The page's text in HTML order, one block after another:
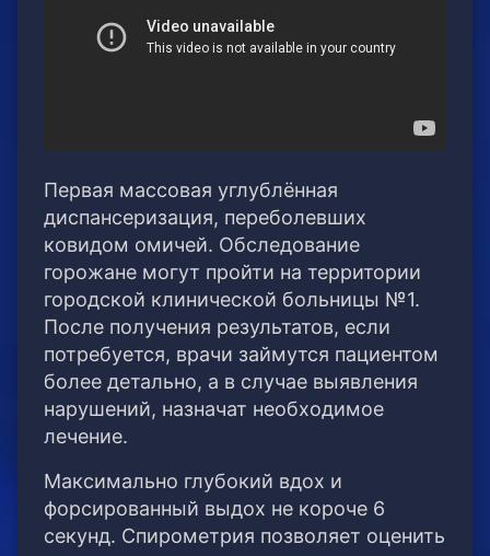
Первая массовая углублённая
диспансеризация, переболевших
ковидом омичей. Обследование
горожане могут пройти на территории
городской клинической больницы №1.
После получения результатов, если
потребуется, врачи займутся пациентом
более детально, а в случае выявления
нарушений, назначат необходимое
лечение.
Максимально глубокий вдох и
форсированный выдох не короче 6
секунд. Спирометрия позволяет оценить